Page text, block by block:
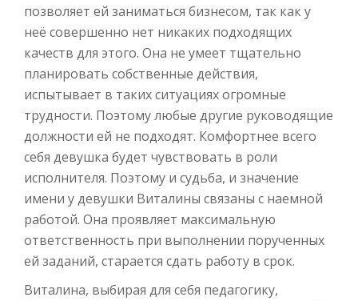
позволяет ей заниматься бизнесом, так как у
неё совершенно нет никаких подходящих
качеств для этого. Она не умеет тщательно
планировать собственные действия,
испытывает в таких ситуациях огромные
трудности. Поэтому любые другие руководящие
должности ей не подходят. Комфортнее всего
себя девушка будет чувствовать в роли
исполнителя. Поэтому и судьба, и значение
имени у девушки Виталины связаны с наемной
работой. Она проявляет максимальную
ответственность при выполнении порученных
ей заданий, старается сдать работу в срок.
Виталина, выбирая для себя педагогику,